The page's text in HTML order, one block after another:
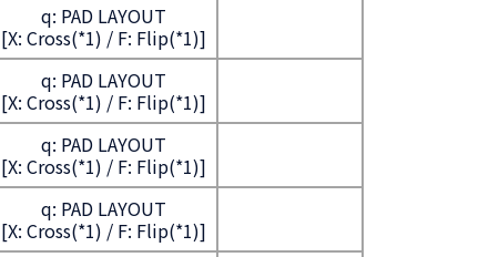
q: PAD LAYOUT
[X: Cross(*1) / F: Flip(*1)]
q: PAD LAYOUT
[X: Cross(*1) / F: Flip(*1)]
q: PAD LAYOUT
[X: Cross(*1) / F: Flip(*1)]
q: PAD LAYOUT
[X: Cross(*1) / F: Flip(*1)]